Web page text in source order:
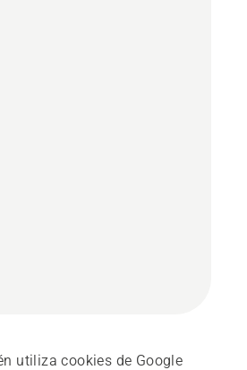
utiliza cookies de Google